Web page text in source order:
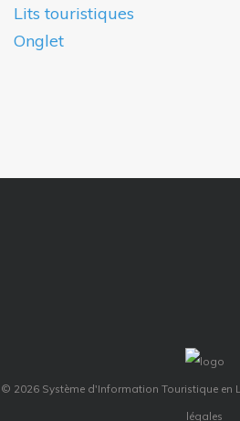
Lits touristiques
Onglet
© 2026 Système d'Information Touristique en
légales